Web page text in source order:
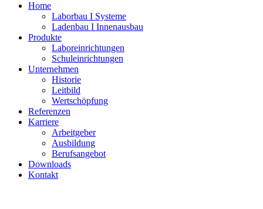
Home
Laborbau I Systeme
Ladenbau I Innenausbau
Produkte
Laboreinrichtungen
Schuleinrichtungen
Unternehmen
Historie
Leitbild
Wertschöpfung
Referenzen
Karriere
Arbeitgeber
Ausbildung
Berufsangebot
Downloads
Kontakt